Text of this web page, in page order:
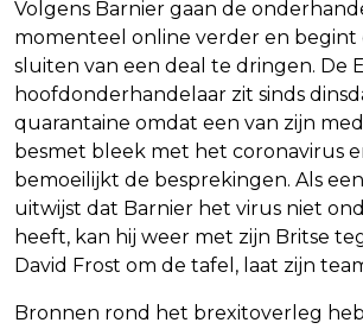
Volgens Barnier gaan de
momenteel online verder en begint
sluiten van een deal te dringen. De
hoofdonderhandelaar zit sinds
quarantaine omdat een van zijn
besmet bleek met het coronavirus
bemoeilijkt de besprekingen. Als
uitwijst dat Barnier het virus niet
heeft, kan hij weer met zijn Britse
David Frost om de tafel, laat zijn
Bronnen rond het brexitoverleg